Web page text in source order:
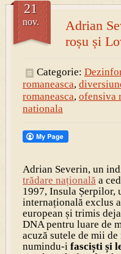
Adrian
roșu și
21
nov.
Categorie:
romaneasca,
romaneasca, ofensiva
nationala
Adrian Severin, un
trădare națională a
1997, Insula
internațională exclus
european și trimis
DNA pentru luare de
acuză sutele de mii
numindu-i fasciști și